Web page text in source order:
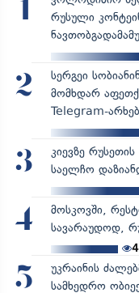
1
რუსული
2
სერგეი
მომხდარ
Telegram-
3
კიევზე
საელჩო
4
მოსკოვში,
სავარაუდოდ,
5
უკრაინის
სამხედრო